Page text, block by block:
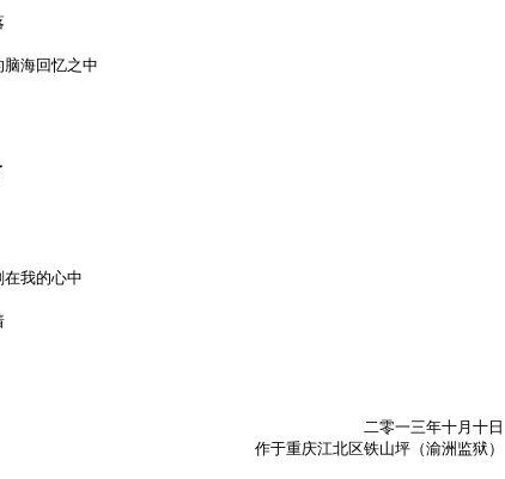
海回忆之中
我的心中
二零一三年十月十日
作于重庆江北区铁山坪（渝洲监狱）